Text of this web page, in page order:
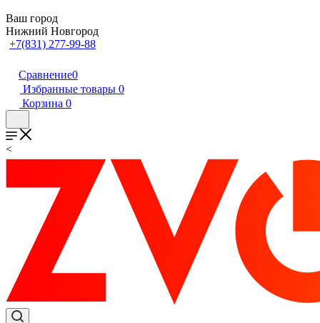
Ваш город
Нижний Новгород
+7(831) 277-99-88
Сравнение0
Избранные товары 0
Корзина 0
<